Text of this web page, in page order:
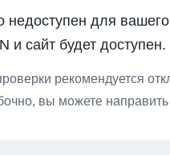
недоступен для
и сайт будет доступен.
рекомендуется
вы можете